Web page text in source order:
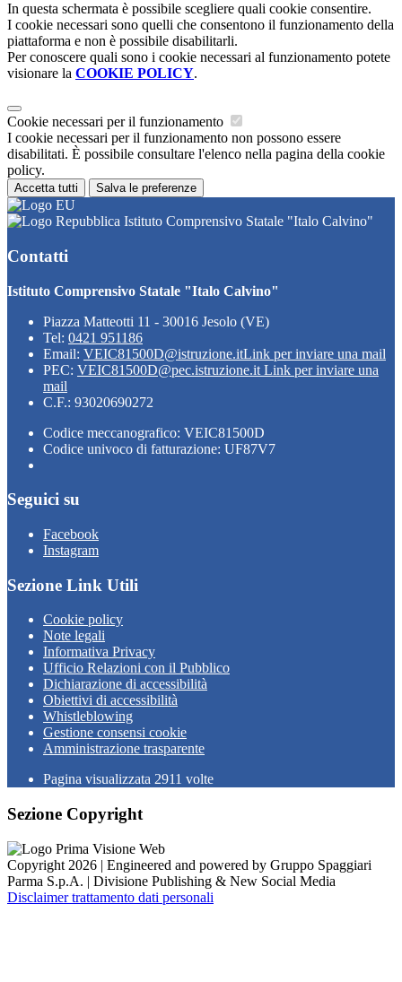
In questa schermata è possibile scegliere quali cookie consentire.
I cookie necessari sono quelli che consentono il funzionamento della
piattaforma e non è possibile disabilitarli.
Per conoscere quali sono i cookie necessari al funzionamento potete
visionare la COOKIE POLICY.
Cookie necessari per il funzionamento
I cookie necessari per il funzionamento non possono essere
disabilitati. È possibile consultare l'elenco nella pagina della cookie
policy.
Accetta tutti Salva le preferenze
Istituto Comprensivo Statale "Italo Calvino"
Contatti
Istituto Comprensivo Statale "Italo Calvino"
Piazza Matteotti 11 - 30016 Jesolo (VE)
Tel: 0421 951186
Email: VEIC81500D@istruzione.itLink per inviare una mail
PEC: VEIC81500D@pec.istruzione.it Link per inviare una
mail
C.F.: 93020690272
Codice meccanografico: VEIC81500D
Codice univoco di fatturazione: UF87V7
Seguici su
Facebook
Instagram
Sezione Link Utili
Cookie policy
Note legali
Informativa Privacy
Ufficio Relazioni con il Pubblico
Dichiarazione di accessibilità
Obiettivi di accessibilità
Whistleblowing
Gestione consensi cookie
Amministrazione trasparente
Pagina visualizzata 2911 volte
Sezione Copyright
Copyright 2026 | Engineered and powered by Gruppo Spaggiari
Parma S.p.A. | Divisione Publishing & New Social Media
Disclaimer trattamento dati personali